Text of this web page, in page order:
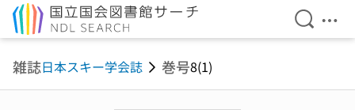
検索を
メ
雑誌日本スキー学会誌 巻号8(1)